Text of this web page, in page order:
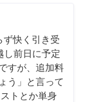
ず快く引き受
し前日に予定
すが、追加料
う」と言って
トとか単身